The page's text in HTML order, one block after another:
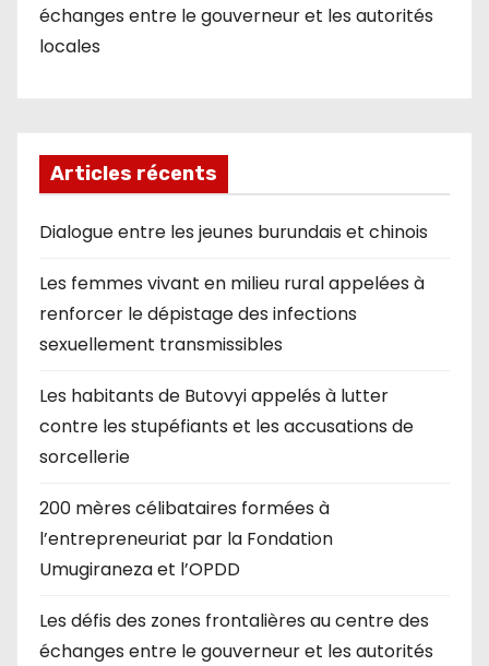
échanges entre le gouverneur et les autorités
locales
Articles récents
Dialogue entre les jeunes burundais et chinois
Les femmes vivant en milieu rural appelées à
renforcer le dépistage des infections
sexuellement transmissibles
Les habitants de Butovyi appelés à lutter
contre les stupéfiants et les accusations de
sorcellerie
200 mères célibataires formées à
l’entrepreneuriat par la Fondation
Umugiraneza et l’OPDD
Les défis des zones frontalières au centre des
échanges entre le gouverneur et les autorités